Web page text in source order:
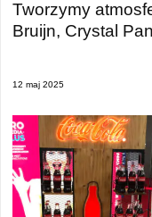
Tworzymy
Bruijn, Crystal
12 maj 2025